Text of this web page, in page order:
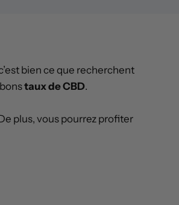
bien ce que recherchent
taux de CBD.
plus, vous pourrez profiter